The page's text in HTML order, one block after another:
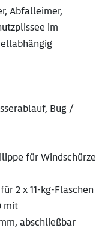
Abfalleimer,
im
Bug /
für Windschürze
2 x 11-kg-Flaschen
mit
abschließbar